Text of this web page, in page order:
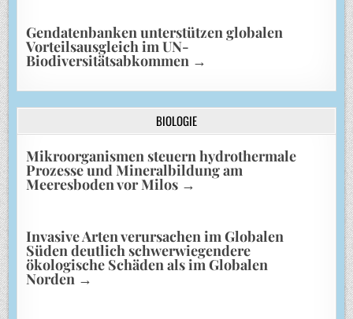
Gendatenbanken unterstützen globalen
Vorteilsausgleich im UN-
Biodiversitätsabkommen →
BIOLOGIE
Mikroorganismen steuern hydrothermale
Prozesse und Mineralbildung am
Meeresboden vor Milos →
Invasive Arten verursachen im Globalen
Süden deutlich schwerwiegendere
ökologische Schäden als im Globalen
Norden →